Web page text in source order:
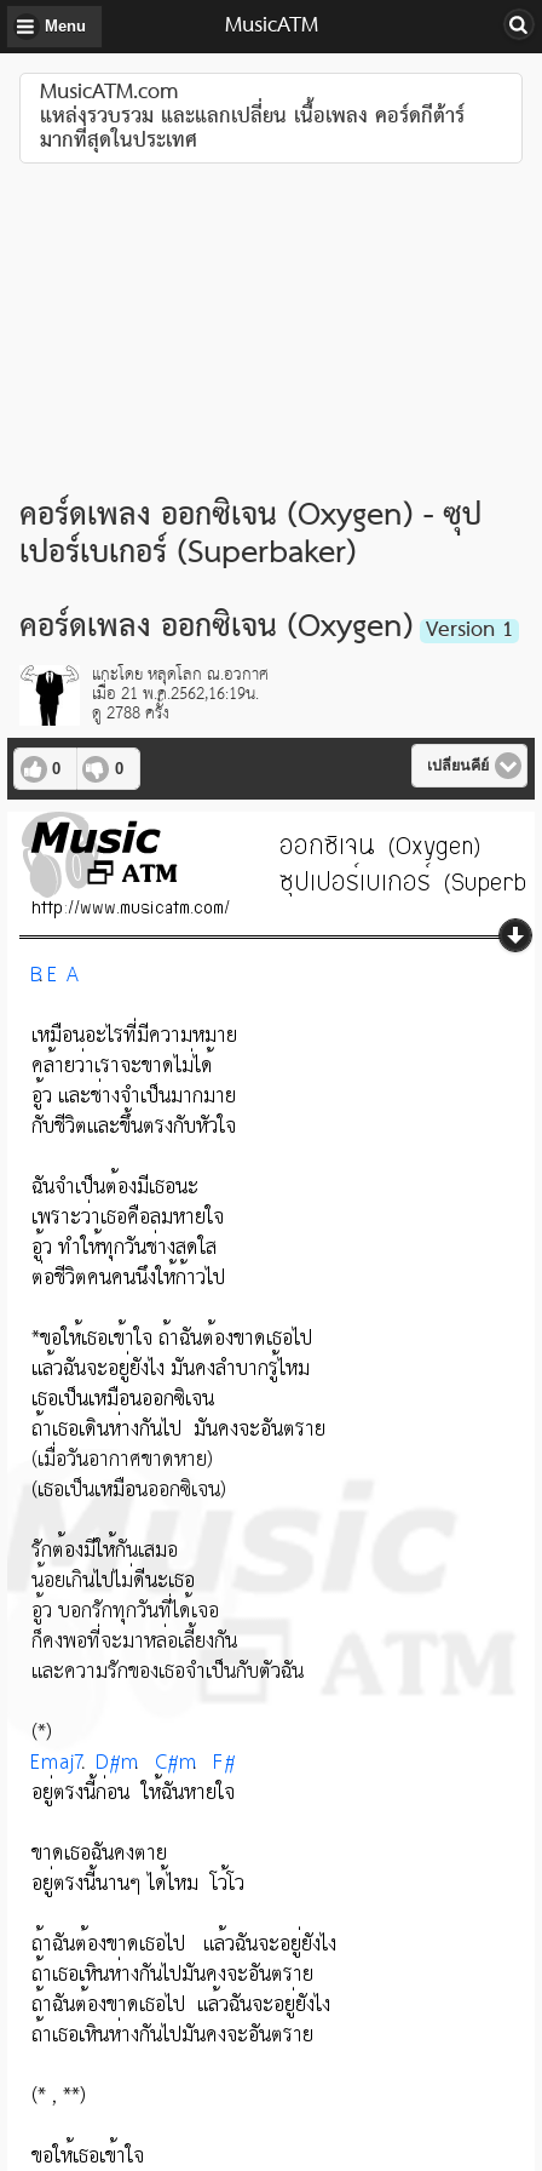
Menu
MusicATM
MusicATM.com
แหล่งรวบรวม และแลกเปลี่ยน เนื้อเพลง คอร์ดกีต้าร์
มากที่สุดในประเทศ
คอร์ดเพลง ออกซิเจน (Oxygen) - ซุป
เปอร์เบเกอร์ (Superbaker)
คอร์ดเพลง ออกซิเจน (Oxygen) Version 1
แกะโดย หลุดโลก ณ.อวกาศ
เมื่อ 21 พ.ค.2562,16:19น.
ดู 2788 ครั้ง
0 0 เปลี่ยนคีย์